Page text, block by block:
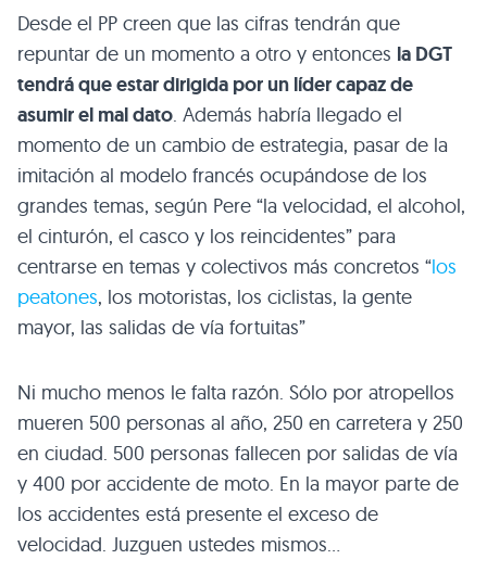
Desde el PP creen que las cifras tendrán que
repuntar de un momento a otro y entonces la DGT
tendrá que estar dirigida por un líder capaz de
asumir el mal dato. Además habría llegado el
momento de un cambio de estrategia, pasar de la
imitación al modelo francés ocupándose de los
grandes temas, según Pere “la velocidad, el alcohol,
el cinturón, el casco y los reincidentes” para
centrarse en temas y colectivos más concretos “los
peatones, los motoristas, los ciclistas, la gente
mayor, las salidas de vía fortuitas”
Ni mucho menos le falta razón. Sólo por atropellos
mueren 500 personas al año, 250 en carretera y 250
en ciudad. 500 personas fallecen por salidas de vía
y 400 por accidente de moto. En la mayor parte de
los accidentes está presente el exceso de
velocidad. Juzguen ustedes mismos…